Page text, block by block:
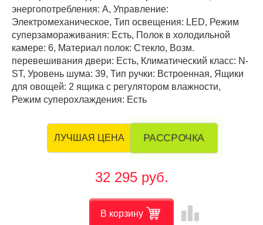
энергопотребления: А, Управление:
Электромеханическое, Тип освещения: LED, Режим
суперзамораживания: Есть, Полок в холодильной
камере: 6, Материал полок: Стекло, Возм.
перевешивания двери: Есть, Климатический класс: N-
ST, Уровень шума: 39, Тип ручки: Встроенная, Ящики
для овощей: 2 ящика с регулятором влажности,
Режим суперохлаждения: Есть
ЛУЧШАЯ ЦЕНА РАССРОЧКА
32 295 руб.
В корзину leaderboard